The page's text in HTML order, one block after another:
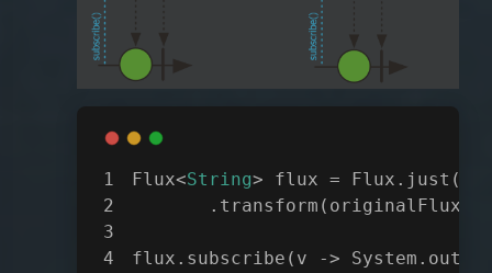
Flux<String> flux = Flux.just(
.transform(originalFlux -
flux.subscribe(v ->